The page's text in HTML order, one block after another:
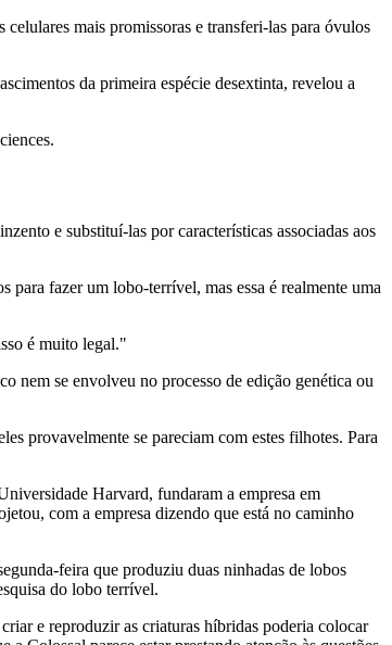
mais promissoras e transferi-las para óvulos
da primeira espécie desextinta, revelou a
e substituí-las por características associadas aos
para fazer um lobo-terrível, mas essa é realmente uma
é muito legal."
nem se envolveu no processo de edição genética ou
provavelmente se pareciam com estes filhotes. Para
Harvard, fundaram a empresa em
com a empresa dizendo que está no caminho
feira que produziu duas ninhadas de lobos
do lobo terrível.
e reproduzir as criaturas híbridas poderia colocar